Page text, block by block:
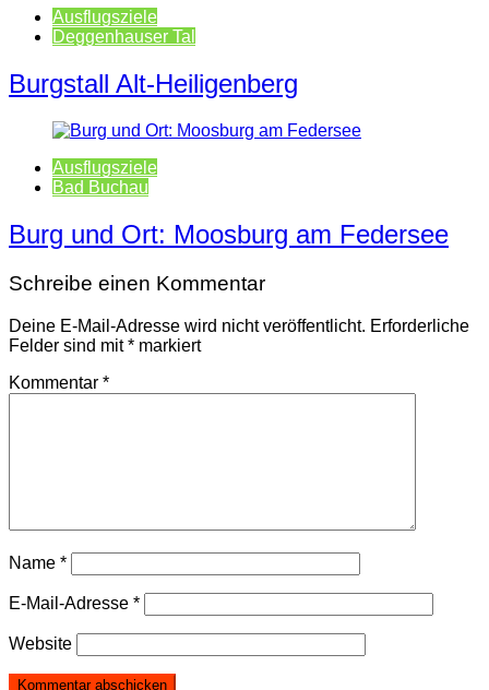
Ausflugsziele
Deggenhauser Tal
Burgstall Alt-Heiligenberg
Ausflugsziele
Bad Buchau
Burg und Ort: Moosburg am Federsee
Schreibe einen Kommentar
Deine E-Mail-Adresse wird nicht veröffentlicht. Erforderliche
Felder sind mit* markiert
Kommentar *
Name *
E-Mail-Adresse *
Website